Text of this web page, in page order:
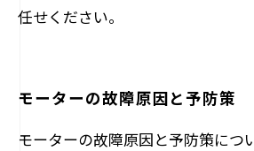
任せください。
モーターの故障原因と予防策
モーターの故障原因と予防策につ